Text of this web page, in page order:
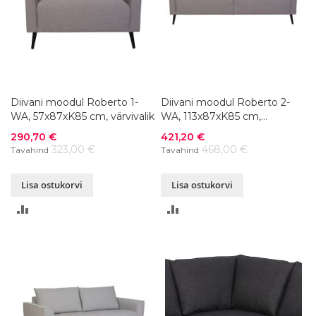
Diivani moodul Roberto 1-
WA, 57x87xK85 cm, värvivalik
Soodushind
290,70 €
Tavahind 323,00 €
Lisa ostukorvi
Diivani moodul Roberto 2-
WA, 113x87xK85 cm,
värvivalik
Soodushind
421,20 €
Tavahind 468,00 €
Lisa ostukorvi